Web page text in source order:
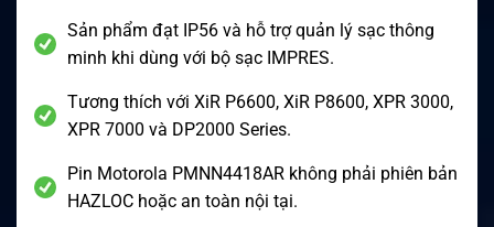
Sản phẩm đạt IP56 và hỗ trợ quản lý sạc thông
minh khi dùng với bộ sạc IMPRES.
Tương thích với XiR P6600, XiR P8600, XPR 3000,
XPR 7000 và DP2000 Series.
Pin Motorola PMNN4418AR không phải phiên bản
HAZLOC hoặc an toàn nội tại.